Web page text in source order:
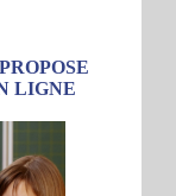
LIGNE